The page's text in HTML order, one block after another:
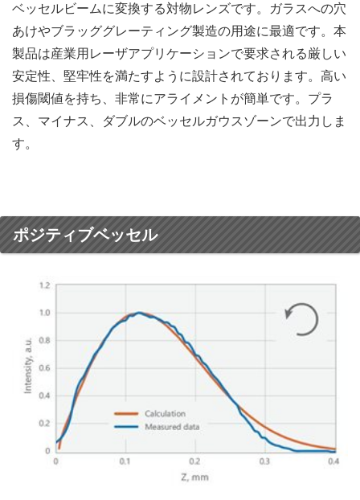
ベッセルビームに変換する対物レンズです。ガラスへの穴
あけやブラッググレーティング製造の用途に最適です。本
製品は産業用レーザアプリケーションで要求される厳しい
安定性、堅牢性を満たすように設計されております。高い
損傷閾値を持ち、非常にアライメントが簡単です。プラ
ス、マイナス、ダブルのベッセルガウスゾーンで出力しま
す。
ポジティブベッセル